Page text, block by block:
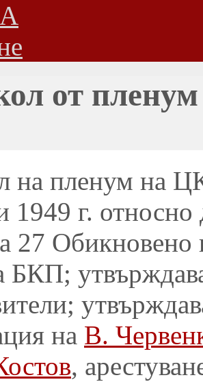
от
на пленум на
1949 г. относно
27 Обикновено
на В.
,